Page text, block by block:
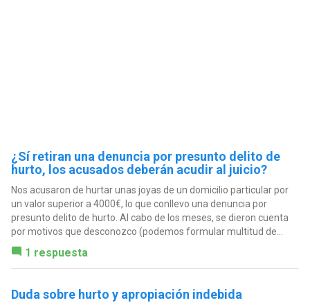
¿Sí retiran una denuncia por presunto delito de
hurto, los acusados deberán acudir al juicio?
Nos acusaron de hurtar unas joyas de un domicilio particular por
un valor superior a 4000€, lo que conllevo una denuncia por
presunto delito de hurto. Al cabo de los meses, se dieron cuenta
por motivos que desconozco (podemos formular multitud de...
1 respuesta
Duda sobre hurto y apropiación indebida